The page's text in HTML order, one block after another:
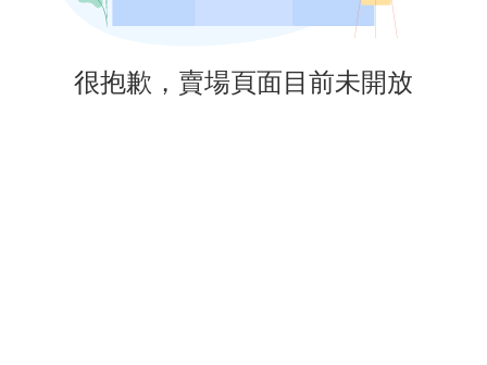
很抱歉，賣場頁面目前未開放